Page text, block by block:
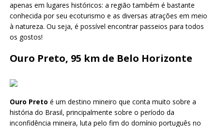
apenas em lugares históricos: a região também é bastante
conhecida por seu ecoturismo e as diversas atrações em meio
à natureza. Ou seja, é possível encontrar passeios para todos
os gostos!
Ouro Preto, 95 km de Belo Horizonte
Ouro Preto é um destino mineiro que conta muito sobre a
história do Brasil, principalmente sobre o período da
inconfidência mineira, luta pelo fim do domínio português no